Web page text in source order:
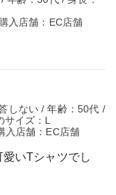
入店舗：EC店舗
しない / 年齢：50代 /
イズ：L
入店舗：EC店舗
いTシャツでし